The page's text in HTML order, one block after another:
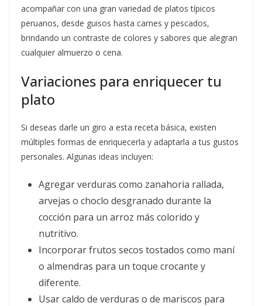
acompañar con una gran variedad de platos típicos
peruanos, desde guisos hasta carnes y pescados,
brindando un contraste de colores y sabores que alegran
cualquier almuerzo o cena.
Variaciones para enriquecer tu
plato
Si deseas darle un giro a esta receta básica, existen
múltiples formas de enriquecerla y adaptarla a tus gustos
personales. Algunas ideas incluyen:
Agregar verduras como zanahoria rallada,
arvejas o choclo desgranado durante la
cocción para un arroz más colorido y
nutritivo.
Incorporar frutos secos tostados como maní
o almendras para un toque crocante y
diferente.
Usar caldo de verduras o de mariscos para